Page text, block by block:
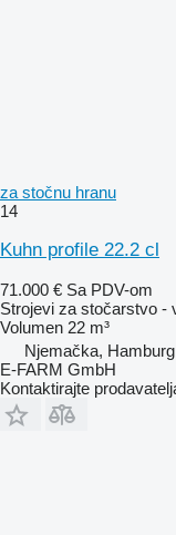
za stočnu hranu
14
Kuhn profile 22.2 cl
71.000 € Sa PDV-om
Strojevi za stočarstvo -
Volumen 22 m³
Njemačka, Hamburg
E-FARM GmbH
Kontaktirajte